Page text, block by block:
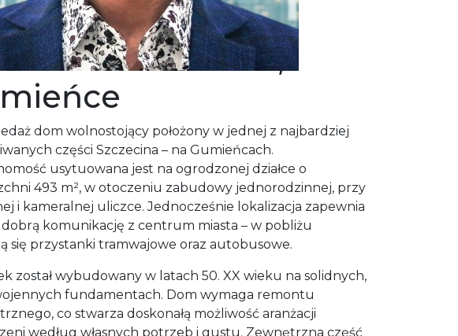
wolnostojący z
– Szczecin,
dom wolnostojący położony w jednej z najbardziej
części Szczecina – na Gumieńcach.
usytuowana jest na ogrodzonej działce o
493 m², w otoczeniu zabudowy jednorodzinnej, przy
i kameralnej uliczce. Jednocześnie lokalizacja zapewnia
komunikację z centrum miasta – w pobliżu
się przystanki tramwajowe oraz autobusowe.
został wybudowany w latach 50. XX wieku na solidnych,
fundamentach. Dom wymaga remontu
co stwarza doskonałą możliwość aranżacji
według własnych potrzeb i gustu. Zewnętrzna część